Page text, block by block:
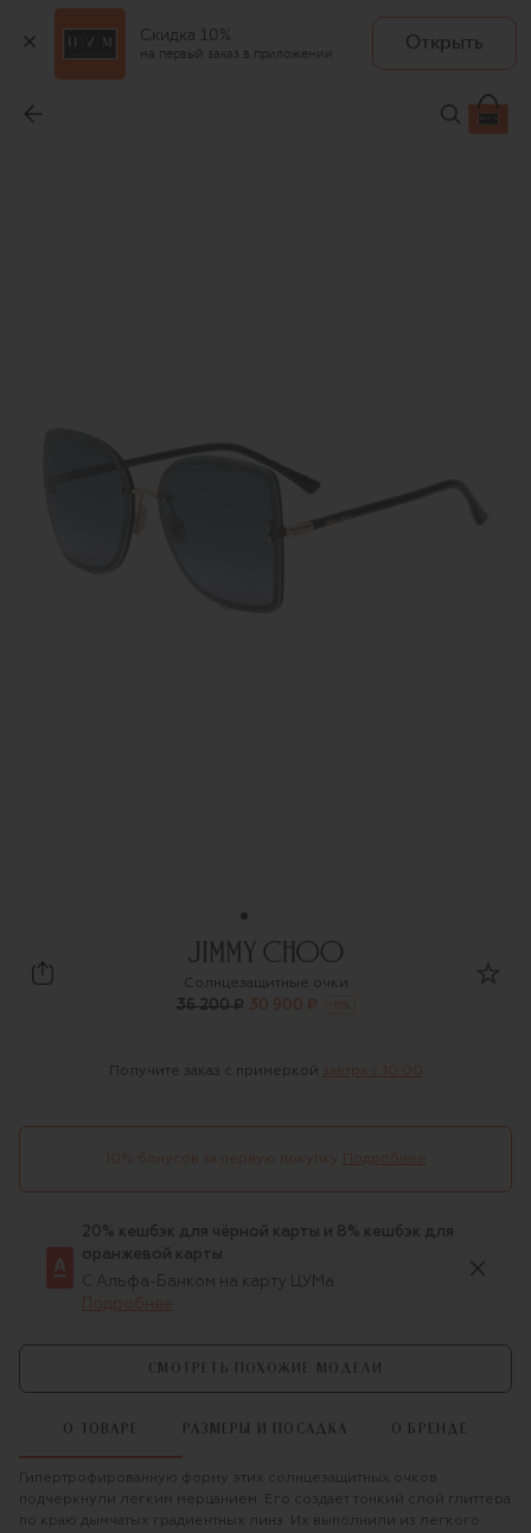
Скидка 10%
на первый заказ в приложении
Открыть
30 900 ₽
Jimmy Choo
Солнцезащитные очки
36 200 ₽ 30 900 ₽ 15%
Получите заказ с примеркой завтра c 10:00
10% бонусов за первую покупку Подробнее
20% кешбэк для чёрной карты и 8% кешбэк для
оранжевой карты
С Альфа-Банком на карту ЦУМа
Подробнее
СМОТРЕТЬ ПОХОЖИЕ МОДЕЛИ
О ТОВАРЕ РАЗМЕРЫ И ПОСАДКА О БРЕНДЕ
Гипертрофированную форму этих солнцезащитных очков
подчеркнули легким мерцанием. Его создает тонкий слой глиттера
по краю дымчатых градиентных линз. Их выполнили из легкого